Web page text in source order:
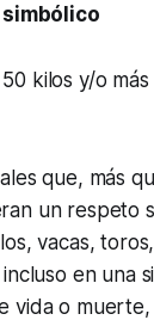
kilos y/o
que, más
un respeto
vacas,
en una
vida o